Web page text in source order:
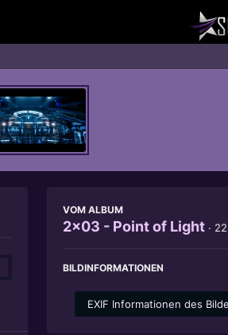
VOM ALBUM
2x03 - Point of Light ·
BILDINFORMATIONEN
EXIF Informationen des